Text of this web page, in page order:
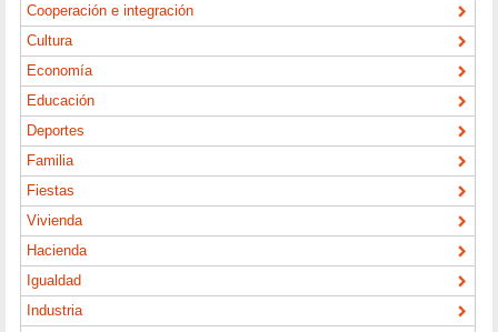
Cooperación e integración
Cultura
Economía
Educación
Deportes
Familia
Fiestas
Vivienda
Hacienda
Igualdad
Industria